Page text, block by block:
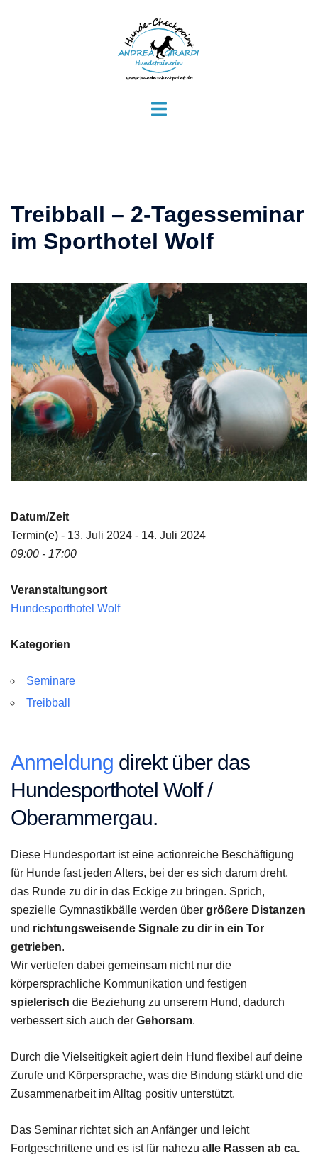
Menü
Treibball – 2-Tagesseminar
im Sporthotel Wolf
Datum/Zeit
Termin(e) - 13. Juli 2024 - 14. Juli 2024
09:00 - 17:00
Veranstaltungsort
Hundesporthotel Wolf
Kategorien
Seminare
Treibball
Anmeldung direkt über das
Hundesporthotel Wolf /
Oberammergau.
Diese Hundesportart ist eine actionreiche Beschäftigung
für Hunde fast jeden Alters, bei der es sich darum dreht,
das Runde zu dir in das Eckige zu bringen. Sprich,
spezielle Gymnastikbälle werden über größere Distanzen
und richtungsweisende Signale zu dir in ein Tor
getrieben.
Wir vertiefen dabei gemeinsam nicht nur die
körpersprachliche Kommunikation und festigen
spielerisch die Beziehung zu unserem Hund, dadurch
verbessert sich auch der Gehorsam.
Durch die Vielseitigkeit agiert dein Hund flexibel auf deine
Zurufe und Körpersprache, was die Bindung stärkt und die
Zusammenarbeit im Alltag positiv unterstützt.
Das Seminar richtet sich an Anfänger und leicht
Fortgeschrittene und es ist für nahezu alle Rassen ab ca.